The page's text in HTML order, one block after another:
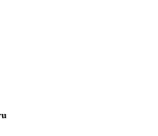
a s více basy než